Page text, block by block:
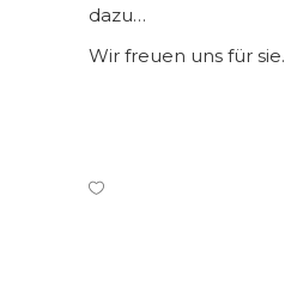
dazu…
Wir freuen uns für sie.